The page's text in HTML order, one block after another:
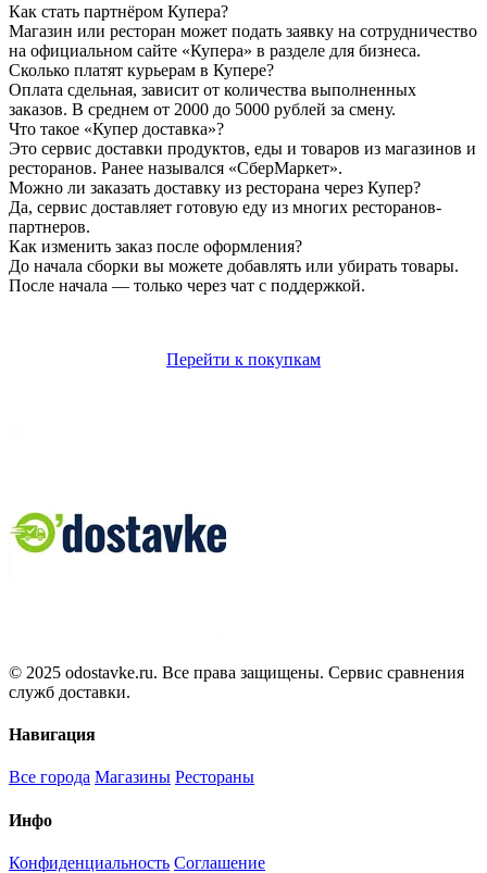
Как стать партнёром Купера?
Магазин или ресторан может подать заявку на сотрудничество
на официальном сайте «Купера» в разделе для бизнеса.
Сколько платят курьерам в Купере?
Оплата сдельная, зависит от количества выполненных
заказов. В среднем от 2000 до 5000 рублей за смену.
Что такое «Купер доставка»?
Это сервис доставки продуктов, еды и товаров из магазинов и
ресторанов. Ранее назывался «СберМаркет».
Можно ли заказать доставку из ресторана через Купер?
Да, сервис доставляет готовую еду из многих ресторанов-
партнеров.
Как изменить заказ после оформления?
До начала сборки вы можете добавлять или убирать товары.
После начала — только через чат с поддержкой.
Перейти к покупкам
© 2025 odostavke.ru. Все права защищены. Сервис сравнения
служб доставки.
Навигация
Все города Магазины Рестораны
Инфо
Конфиденциальность Соглашение